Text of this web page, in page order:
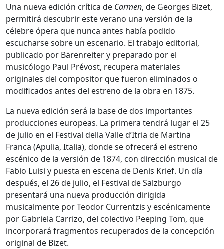
Una nueva edición crítica de Carmen, de Georges Bizet,
permitirá descubrir este verano una versión de la
célebre ópera que nunca antes había podido
escucharse sobre un escenario. El trabajo editorial,
publicado por Bärenreiter y preparado por el
musicólogo Paul Prévost, recupera materiales
originales del compositor que fueron eliminados o
modificados antes del estreno de la obra en 1875.
La nueva edición será la base de dos importantes
producciones europeas. La primera tendrá lugar el 25
de julio en el Festival della Valle d’Itria de Martina
Franca (Apulia, Italia), donde se ofrecerá el estreno
escénico de la versión de 1874, con dirección musical de
Fabio Luisi y puesta en escena de Denis Krief. Un día
después, el 26 de julio, el Festival de Salzburgo
presentará una nueva producción dirigida
musicalmente por Teodor Currentzis y escénicamente
por Gabriela Carrizo, del colectivo Peeping Tom, que
incorporará fragmentos recuperados de la concepción
original de Bizet.